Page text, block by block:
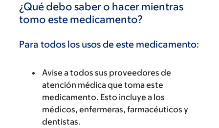
¿Qué debo saber o hacer mientras
tomo este medicamento?
Para todos los usos de este medicamento:
Avise a todos sus proveedores de
atención médica que toma este
medicamento. Esto incluye a los
médicos, enfermeras, farmacéuticos y
dentistas.